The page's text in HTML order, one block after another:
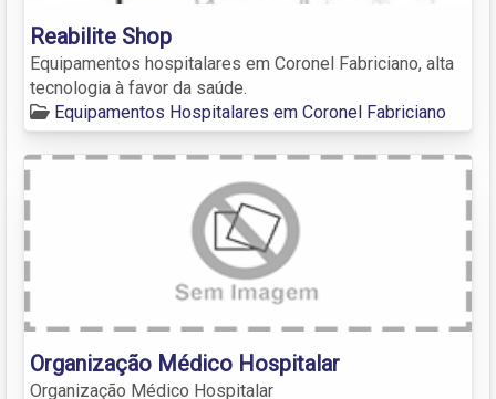
Reabilite Shop
Equipamentos hospitalares em Coronel Fabriciano, alta
tecnologia à favor da saúde.
Equipamentos Hospitalares em Coronel Fabriciano
Organização Médico Hospitalar
Organização Médico Hospitalar